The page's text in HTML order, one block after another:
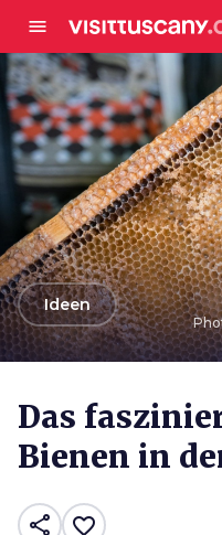
menu
arrow_backIdeen
Das
Bienen in
share favorite_border